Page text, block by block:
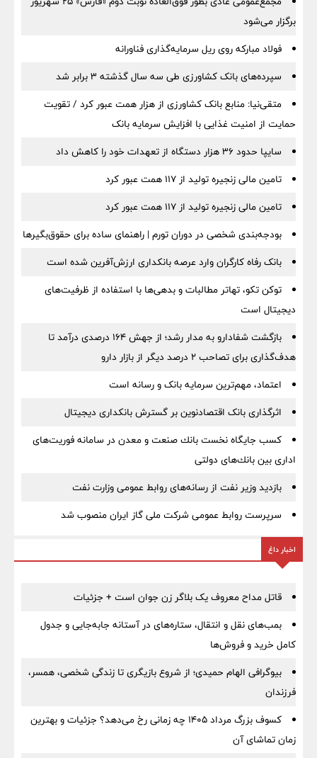
برگزار می‌شود
فولاد مبارکه روی ریل سرمایه‌گذاری فناورانه
سپرده‌های بانک کشاورزی طی سه سال گذشته ۳ برابر شد
متقی‌نیا: منابع بانک کشاورزی از هزار همت عبور کرد / تقویت
حمایت از امنیت غذایی با افزایش سرمایه بانک
سایپا حدود ۳۶ هزار دستگاه از تعهدات خود را کاهش داد
تامین مالی زنجیره تولید از 117 همت عبور کرد
تامین مالی زنجیره تولید از 117 همت عبور کرد
بودجه‌بندی شخصی در دوران تورم | راهنمای ساده برای حقوق‌بگیرها
بانک رفاه کارگران وارد عرصه بانکداری ارزش‌آفرین شده است
توکن تکو، تهاتر مطالبات و بدهی‌ها با استفاده از ظرفیت‌های
دیجیتال است
بازگشت شفادارو به مدار رشد؛ از جهش ۱۶۴ درصدی درآمد تا
هدف‌گذاری برای تصاحب ۲ درصد دیگر از بازار دارو
اعتماد، مهم‌ترین سرمایه بانک و رسانه است
اثرگذاری بانک اقتصادنوین بر گسترش بانکداری دیجیتال
كسب جایگاه نخست بانك صنعت و معدن در سامانه فوریت‌های
اداری بین بانك‌های دولتی
بازدید وزیر نفت از رسانه‌های روابط عمومی وزارت نفت
سرپرست روابط عمومی شركت ملی گاز ایران منصوب شد
اخبار داغ
قاتل مداح معروف یک بلاگر زن جوان است + جزئیات
بمب‌های نقل و انتقال، ستاره‌های در آستانه جابه‌جایی و جدول
کامل خرید و فروش‌ها
بیوگرافی الهام حمیدی؛ از شروع بازیگری تا زندگی شخصی، همسر،
فرزندان
کسوف بزرگ مرداد ۱۴۰۵ چه زمانی رخ می‌دهد؟ جزئیات و بهترین
زمان تماشای آن